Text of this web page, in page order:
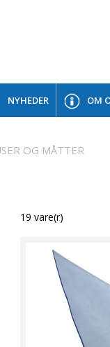
NYHEDER OM
OG MÅTTER
19 vare(r)